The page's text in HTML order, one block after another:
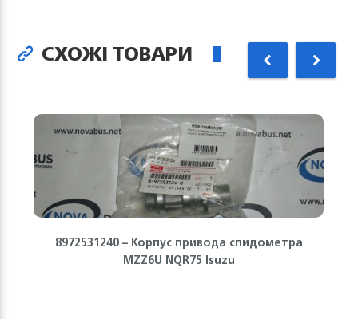
СХОЖІ ТОВАРИ
8972531240 – Корпус привода спидометра
MZZ6U NQR75 Isuzu